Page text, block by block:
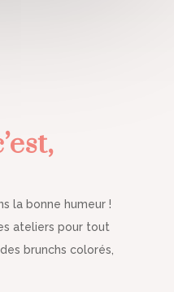
la bonne humeur !
ateliers pour tout
brunchs colorés,